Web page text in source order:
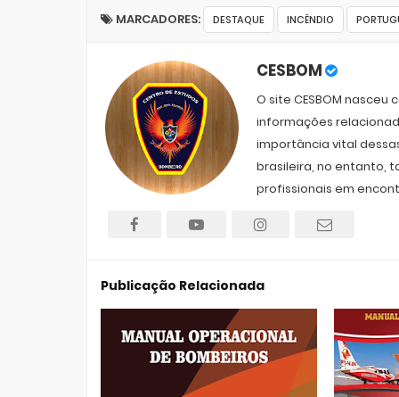
MARCADORES: DESTAQUE INCÊNDIO
CESBOM
O site CESBOM
informações
importância vital
brasileira, no entanto,
profissionais em
Publicação Relacionada